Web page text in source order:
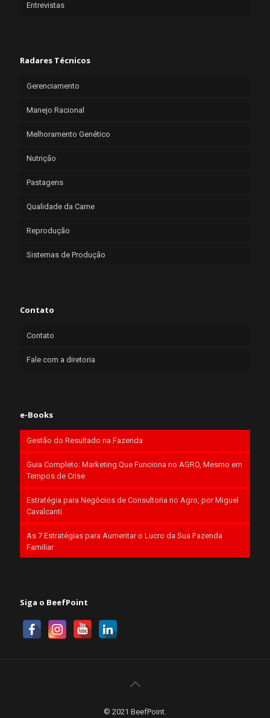
Entrevistas
Radares Técnicos
Gerenciamento
Manejo Racional
Melhoramento Genético
Nutrição
Pastagens
Qualidade da Carne
Reprodução
Sistemas de Produção
Contato
Contato
Fale com a diretoria
e-Books
Gestão do Resultado na Fazenda
Guia Completo: Marketing Que Funciona no AGRO, Mesmo em
Tempos de Crise
Estratégia para Negócios de Consultoria no Agro, por Miguel
Cavalcanti
As 7 Estratégias para Aumentar o Lucro da Sua Fazenda
Familiar
Siga o BeefPoint
© 2021 BeefPoint.